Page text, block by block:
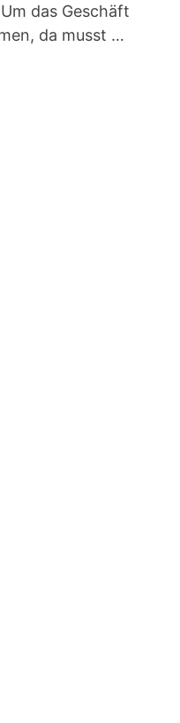
das Geschäft
da musst …